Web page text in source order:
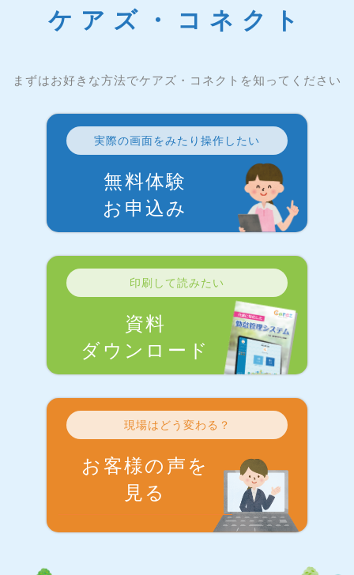
ケアズ・コネクト
まずはお好きな方法でケアズ・コネクトを知ってください
実際の画面をみたり操作したい
無料体験
お申込み
印刷して読みたい
資料
ダウンロード
現場はどう変わる？
お客様の声を
見る